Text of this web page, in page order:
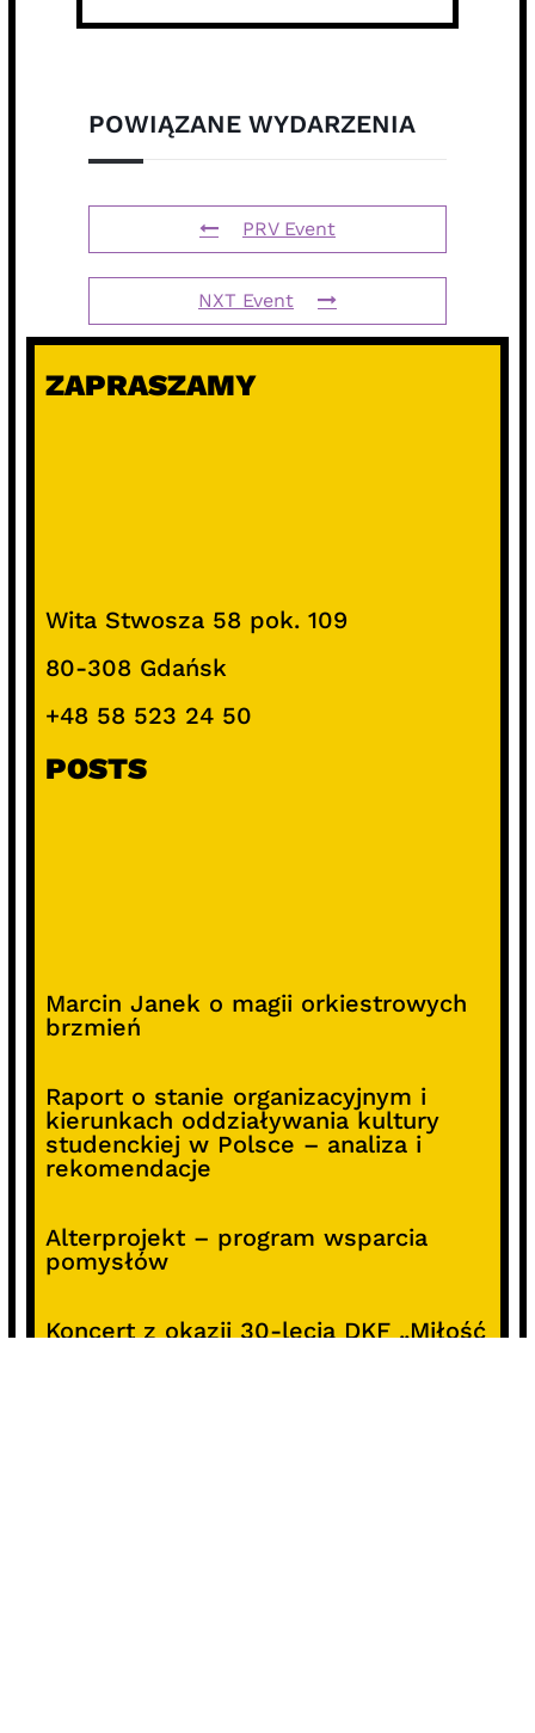
POWIĄZANE WYDARZENIA
PRV Event
NXT Event
ZAPRASZAMY
Wita Stwosza 58 pok. 109
80-308 Gdańsk
+48 58 523 24 50
POSTS
Marcin Janek o magii orkiestrowych
brzmień
Raport o stanie organizacyjnym i
kierunkach oddziaływania kultury
studenckiej w Polsce – analiza i
rekomendacje
Alterprojekt – program wsparcia
pomysłów
Koncert z okazji 30-lecia DKF „Miłość